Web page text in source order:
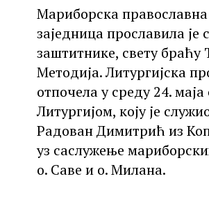
Мариборска православна
заједница прославила је
заштитнике, свету
Методија. Литургијска
отпочела у среду 24. маја
Литургијом, коју је
Радован Димитрић из
уз саслужење
о. Саве и о. Милана.